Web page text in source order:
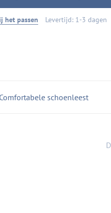
het passen Levertijd: 1-3 dagen
Comfortabele schoenleest